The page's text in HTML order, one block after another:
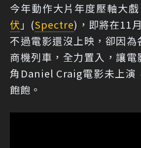
今年動作大片年度壓軸大戲
伏 」(Spectre)，即將在11
不過電影還沒上映，卻因為
商機列車，全力置入，讓電
角Daniel Craig電影未上演
飽飽。